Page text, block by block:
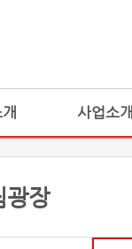
사업소개
광장